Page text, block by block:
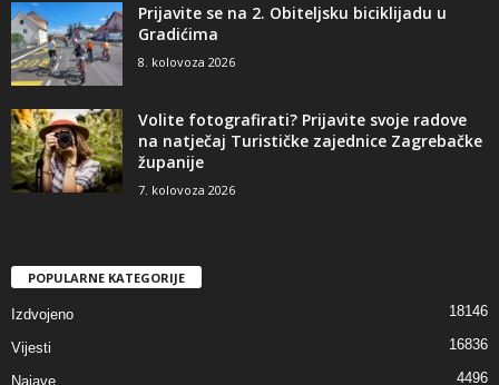
Prijavite se na 2. Obiteljsku biciklijadu u
Gradićima
8. kolovoza 2026
Volite fotografirati? Prijavite svoje radove
na natječaj Turističke zajednice Zagrebačke
županije
7. kolovoza 2026
POPULARNE KATEGORIJE
Izdvojeno 18146
Vijesti 16836
Najave 4496